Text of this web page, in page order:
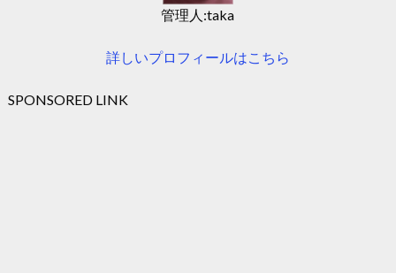
管理人:taka
詳しいプロフィールはこちら
SPONSORED LINK